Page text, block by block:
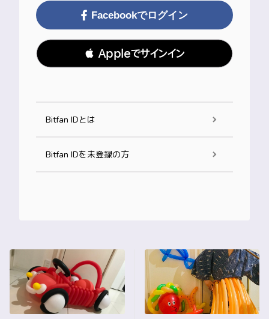
Facebookでログイン
 Appleでサインイン
Bitfan IDとは
Bitfan IDを未登録の方